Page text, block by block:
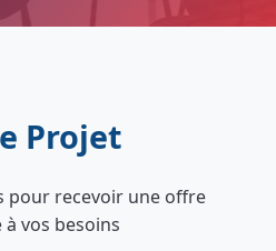
Projet
pour recevoir une offre
vos besoins